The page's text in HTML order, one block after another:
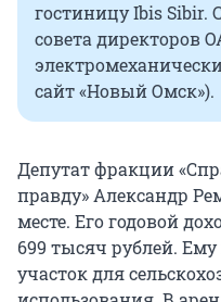
гостиницу Ibis Sibir.
совета директоров
сайт «Новый Омск»).
Депутат фракции
правду» Александр
месте. Его годовой
699 тысяч рублей.
участок для